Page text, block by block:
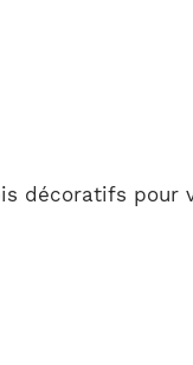
décoratifs